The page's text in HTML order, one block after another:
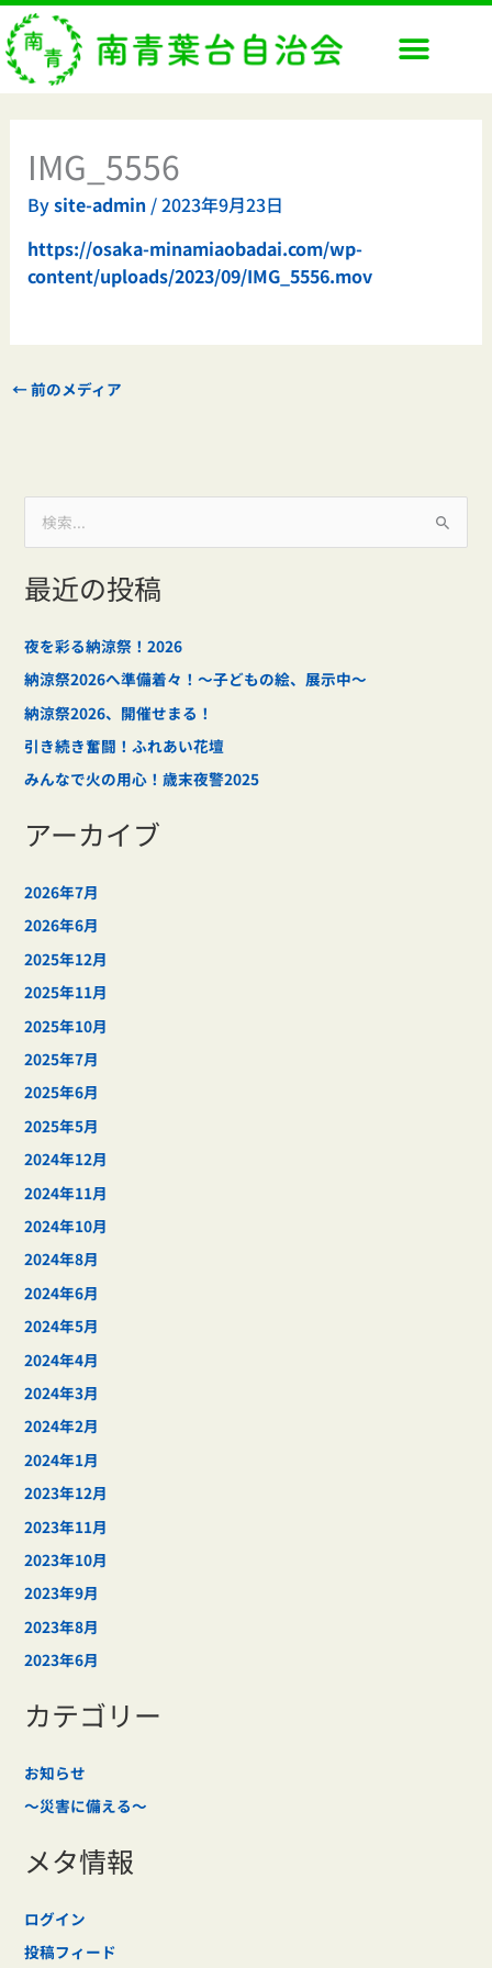
内
容
を
ス
キ
IMG_5556
Bysite-admin /2023年9月23日
https://osaka-minamiaobadai.com/wp-
content/uploads/2023/09/IMG_5556.mov
←前のメディア
索
対
:
最近の投稿
夜を彩る納涼祭！2026
納涼祭2026へ準備着々！～子どもの絵、展示中～
納涼祭2026、開催せまる！
引き続き奮闘！ふれあい花壇
みんなで火の用心！歳末夜警2025
アーカイブ
2026年7月
2026年6月
2025年12月
2025年11月
2025年10月
2025年7月
2025年6月
2025年5月
2024年12月
2024年11月
2024年10月
2024年8月
2024年6月
2024年5月
2024年4月
2024年3月
2024年2月
2024年1月
2023年12月
2023年11月
2023年10月
2023年9月
2023年8月
2023年6月
カテゴリー
お知らせ
～災害に備える～
メタ情報
ログイン
投稿フィード